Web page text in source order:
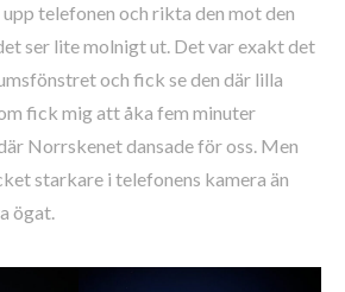
telefonen och rikta den mot den
ser lite molnigt ut. Det var exakt det
och fick se den där lilla
fick mig att åka fem minuter
Norrskenet dansade för oss. Men
starkare i telefonens kamera än
ögat.